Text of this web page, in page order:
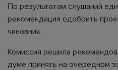
По результатам слушаний
рекомендация одобрить
чиновник.
Комиссия решила
думе принять на очередном